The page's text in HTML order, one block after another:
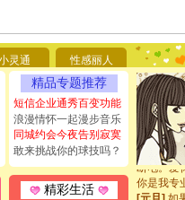
灵通 性感丽人
精品专题推荐
短信企业通秀百变功能
浪漫情怀一起漫步音乐
同城约会今夜告别寂寞
敢来挑战你的球技吗？
精彩生活
要平安
[圣诞节]
能正大光
都要快乐
[圣诞节]
如意,快
[元旦]看
断电。爱
你是我专
[元旦]如